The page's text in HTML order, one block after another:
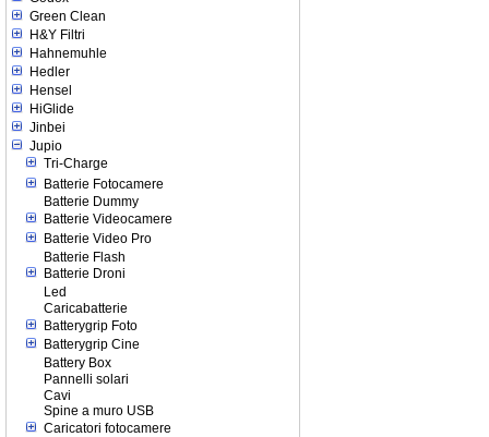
Green Clean
H&Y Filtri
Hahnemuhle
Hedler
Hensel
HiGlide
Jinbei
Jupio
Tri-Charge
Batterie Fotocamere
Batterie Dummy
Batterie Videocamere
Batterie Video Pro
Batterie Flash
Batterie Droni
Led
Caricabatterie
Batterygrip Foto
Batterygrip Cine
Battery Box
Pannelli solari
Cavi
Spine a muro USB
Caricatori fotocamere